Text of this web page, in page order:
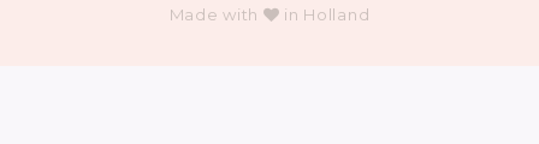
Made with in Holland